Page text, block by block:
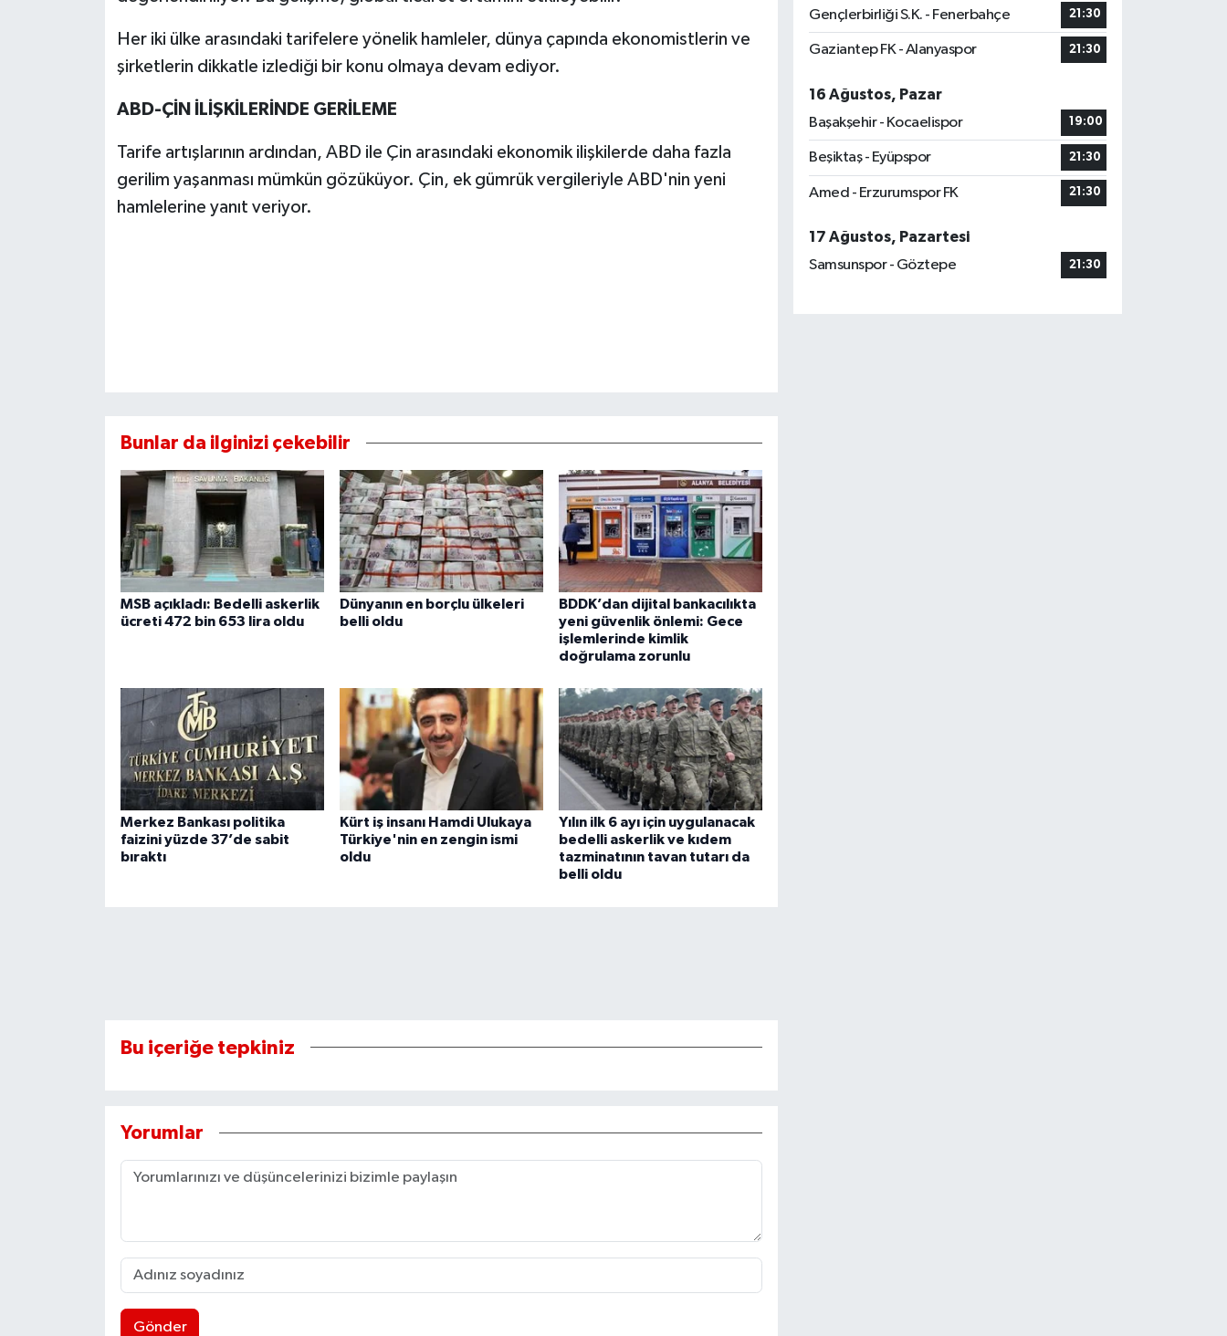
Her iki ülke arasındaki tarifelere yönelik hamleler, dünya çapında ekonomistlerin ve
şirketlerin dikkatle izlediği bir konu olmaya devam ediyor.
ABD-ÇİN İLİŞKİLERİNDE GERİLEME
Tarife artışlarının ardından, ABD ile Çin arasındaki ekonomik ilişkilerde daha fazla
gerilim yaşanması mümkün gözüküyor. Çin, ek gümrük vergileriyle ABD'nin yeni
hamlelerine yanıt veriyor.
Bunlar da ilginizi çekebilir
MSB açıkladı: Bedelli askerlik
ücreti 472 bin 653 lira oldu
Dünyanın en borçlu ülkeleri
belli oldu
BDDK’dan dijital bankacılıkta
yeni güvenlik önlemi: Gece
işlemlerinde kimlik
doğrulama zorunlu
Merkez Bankası politika
faizini yüzde 37’de sabit
bıraktı
Kürt iş insanı Hamdi Ulukaya
Türkiye'nin en zengin ismi
oldu
Yılın ilk 6 ayı için uygulanacak
bedelli askerlik ve kıdem
tazminatının tavan tutarı da
belli oldu
Bu içeriğe tepkiniz
Yorumlar
Gönder
Gençlerbirliği S.K. - Fenerbahçe 21:30
Gaziantep FK - Alanyaspor 21:30
16 Ağustos, Pazar
Başakşehir - Kocaelispor
19:00
Beşiktaş - Eyüpspor 21:30
Amed - Erzurumspor FK 21:30
17 Ağustos, Pazartesi
Samsunspor - Göztepe
21:30